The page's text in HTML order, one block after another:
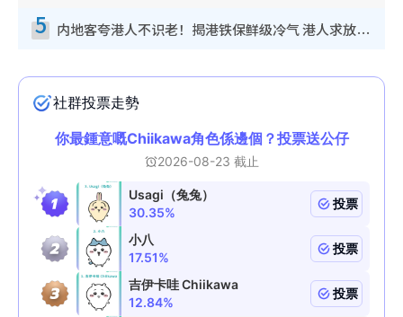
5 内地客夸港人不识老！揭港铁保鲜级冷气 港人求放过：别投诉